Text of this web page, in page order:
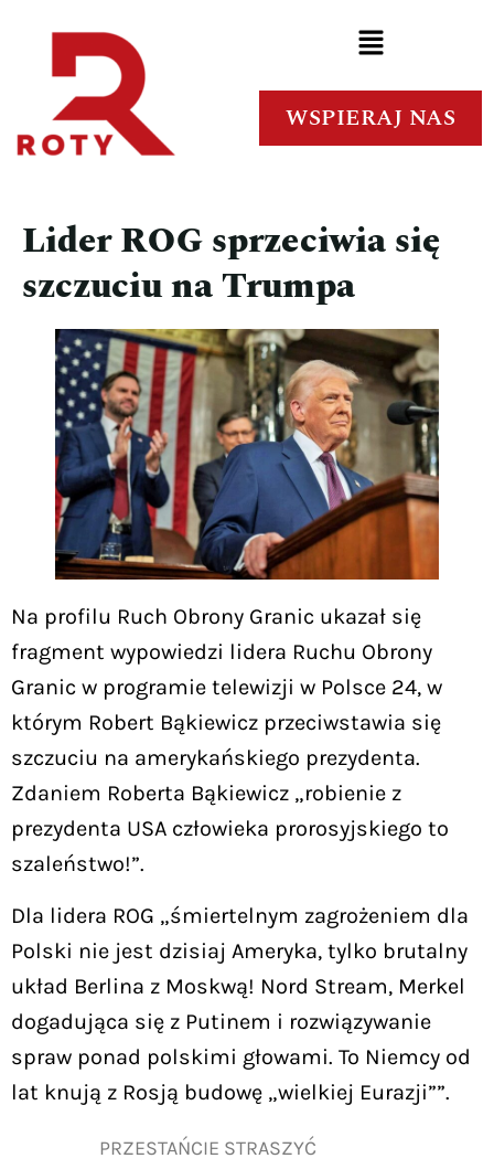
WSPIERAJ NAS
Lider ROG sprzeciwia się
szczuciu na Trumpa
Na profilu Ruch Obrony Granic ukazał się
fragment wypowiedzi lidera Ruchu Obrony
Granic w programie telewizji w Polsce 24, w
którym Robert Bąkiewicz przeciwstawia się
szczuciu na amerykańskiego prezydenta.
Zdaniem Roberta Bąkiewicz „robienie z
prezydenta USA człowieka prorosyjskiego to
szaleństwo!”.
Dla lidera ROG „śmiertelnym zagrożeniem dla
Polski nie jest dzisiaj Ameryka, tylko brutalny
układ Berlina z Moskwą! Nord Stream, Merkel
dogadująca się z Putinem i rozwiązywanie
spraw ponad polskimi głowami. To Niemcy od
lat knują z Rosją budowę „wielkiej Eurazji””.
PRZESTAŃCIE STRASZYĆ